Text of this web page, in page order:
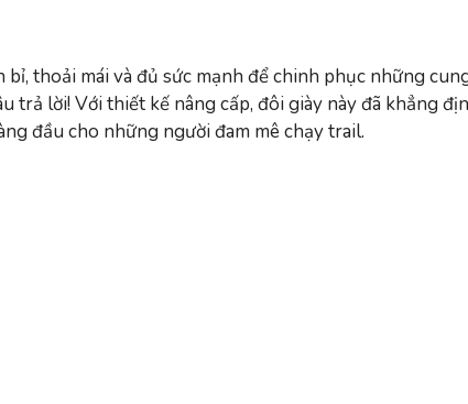
thoải mái và đủ sức mạnh để chinh phục những
trả lời! Với thiết kế nâng cấp, đôi giày này đã khẳng
đầu cho những người đam mê chạy trail.